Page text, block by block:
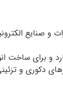
و صنایع
برای ساخت
دکوری و